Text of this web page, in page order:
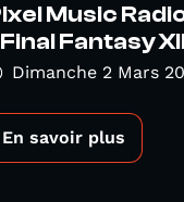
Music
Fantasy
Dimanche 2 Mars
En savoir plus